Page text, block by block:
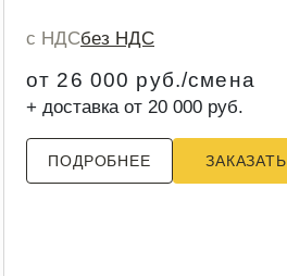
с НДСбез НДС
от 26 000 руб./смена
+ доставка от 20 000 руб.
ПОДРОБНЕЕ ЗАКАЗАТЬ